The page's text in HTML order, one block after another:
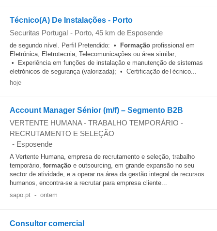
Técnico(A) De Instalações - Porto
Securitas Portugal - Porto, 45 km de Esposende
de segundo nível. Perfil Pretendido: • Formação profissional em
Eletrónica, Eletrotecnia, Telecomunicações ou área similar;
• Experiência em funções de instalação e manutenção de sistemas
eletrónicos de segurança (valorizada); • Certificação deTécnico...
hoje
Account Manager Sénior (m/f) – Segmento B2B
VERTENTE HUMANA - TRABALHO TEMPORÁRIO -
RECRUTAMENTO E SELEÇÃO
- Esposende
A Vertente Humana, empresa de recrutamento e seleção, trabalho
temporário, formação e outsourcing, em grande expansão no seu
sector de atividade, e a operar na área da gestão integral de recursos
humanos, encontra-se a recrutar para empresa cliente...
sapo.pt - ontem
Consultor comercial